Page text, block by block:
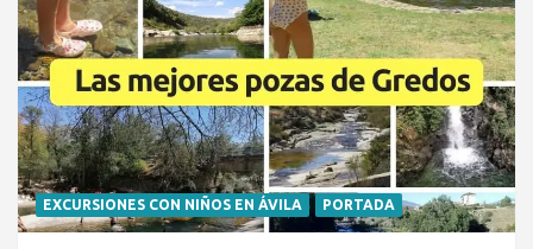
EXCURSIONES CON NIÑOS EN ÁVILA PORTADA